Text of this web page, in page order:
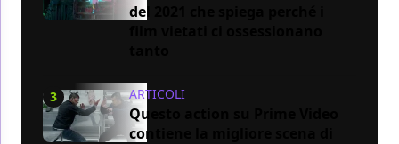
del 2021 che spiega perché i
3 ARTICOLI
Questo action su Prime Video
contiene la migliore scena di